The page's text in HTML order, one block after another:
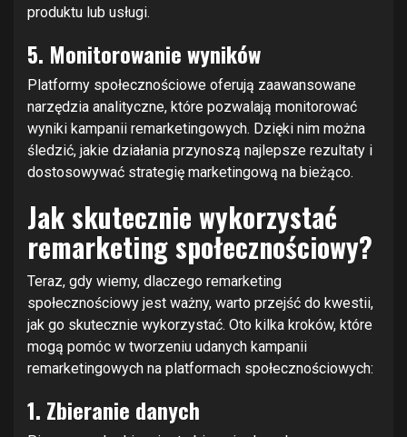
produktu lub usługi.
5. Monitorowanie wyników
Platformy społecznościowe oferują zaawansowane
narzędzia analityczne, które pozwalają monitorować
wyniki kampanii remarketingowych. Dzięki nim można
śledzić, jakie działania przynoszą najlepsze rezultaty i
dostosowywać strategię marketingową na bieżąco.
Jak skutecznie wykorzystać
remarketing społecznościowy?
Teraz, gdy wiemy, dlaczego remarketing
społecznościowy jest ważny, warto przejść do kwestii,
jak go skutecznie wykorzystać. Oto kilka kroków, które
mogą pomóc w tworzeniu udanych kampanii
remarketingowych na platformach społecznościowych:
1. Zbieranie danych